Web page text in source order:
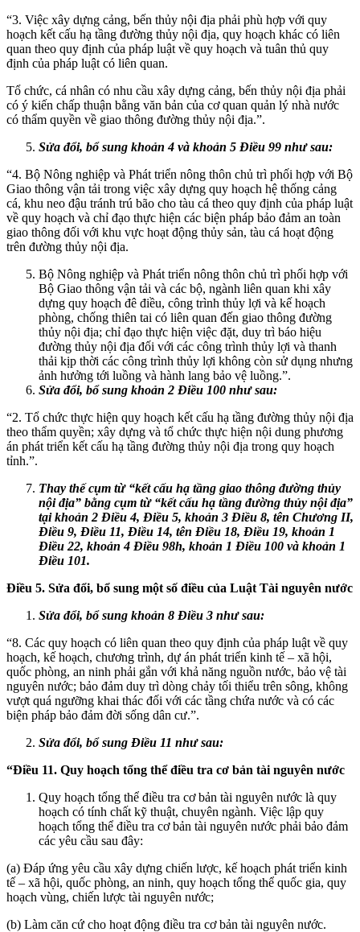
“3. Việc xây dựng cảng, bến thủy nội địa phải phù hợp với quy
hoạch kết cấu hạ tầng đường thủy nội địa, quy hoạch khác có liên
quan theo quy định của pháp luật về quy hoạch và tuân thủ quy
định của pháp luật có liên quan.
Tổ chức, cá nhân có nhu cầu xây dựng cảng, bến thủy nội địa phải
có ý kiến chấp thuận bằng văn bản của cơ quan quản lý nhà nước
có thẩm quyền về giao thông đường thủy nội địa.”.
Sửa đổi, bổ sung khoản 4 và khoản 5 Điều 99 như sau:
“4. Bộ Nông nghiệp và Phát triển nông thôn chủ trì phối hợp với Bộ
Giao thông vận tải trong việc xây dựng quy hoạch hệ thống cảng
cá, khu neo đậu tránh trú bão cho tàu cá theo quy định của pháp luật
về quy hoạch và chỉ đạo thực hiện các biện pháp bảo đảm an toàn
giao thông đối với khu vực hoạt động thủy sản, tàu cá hoạt động
trên đường thủy nội địa.
Bộ Nông nghiệp và Phát triển nông thôn chủ trì phối hợp với
Bộ Giao thông vận tải và các bộ, ngành liên quan khi xây
dựng quy hoạch đê điều, công trình thủy lợi và kế hoạch
phòng, chống thiên tai có liên quan đến giao thông đường
thủy nội địa; chỉ đạo thực hiện việc đặt, duy trì báo hiệu
đường thủy nội địa đối với các công trình thủy lợi và thanh
thải kịp thời các công trình thủy lợi không còn sử dụng nhưng
ảnh hưởng tới luồng và hành lang bảo vệ luồng.”.
Sửa đổi, bổ sung khoản 2 Điều 100 như sau:
“2. Tổ chức thực hiện quy hoạch kết cấu hạ tầng đường thủy nội địa
theo thẩm quyền; xây dựng và tổ chức thực hiện nội dung phương
án phát triển kết cấu hạ tầng đường thủy nội địa trong quy hoạch
tỉnh.”.
Thay thếcụm từ “kết cấu hạ tầng giao thông đường thủy
nội địa” bằng cụm từ “kết cấu hạ tầng đường thủy nội địa”
tại khoản 2 Điều 4, Điều 5, khoản 3 Điều 8, tên Chương II,
Điều 9, Điều 11, Điều 14, tên Điều 18, Điều 19, khoản 1
Điều 22, khoản 4 Điều 98h, khoản 1 Điều 100 và khoản 1
Điều 101.
Điều 5. Sửa đổi, bổ sung một số điều của Luật Tài nguyên nước
Sửa đổi, bổ sung khoản 8 Điều 3 như sau:
“8. Các quy hoạch có liên quan theo quy định của pháp luật về quy
hoạch, kế hoạch, chương trình, dự án phát triển kinh tế – xã hội,
quốc phòng, an ninh phải gắn với khả năng nguồn nước, bảo vệ tài
nguyên nước; bảo đảm duy trì dòng chảy tối thiểu trên sông, không
vượt quá ngưỡng khai thác đối với các tầng chứa nước và có các
biện pháp bảo đảm đời sống dân cư.”.
Sửa đổi, bổ sung Điều 11 như sau:
“Điều 11. Quy hoạch tổng thể điều tra cơ bản tài nguyên nước
Quy hoạch tổng thể điều tra cơ bản tài nguyên nước là quy
hoạch có tính chất kỹ thuật, chuyên ngành. Việc lập quy
hoạch tổng thể điều tra cơ bản tài nguyên nước phải bảo đảm
các yêu cầu sau đây:
(a) Đáp ứng yêu cầu xây dựng chiến lược, kế hoạch phát triển kinh
tế – xã hội, quốc phòng, an ninh, quy hoạch tổng thể quốc gia, quy
hoạch vùng, chiến lược tài nguyên nước;
(b) Làm căn cứ cho hoạt động điều tra cơ bản tài nguyên nước.